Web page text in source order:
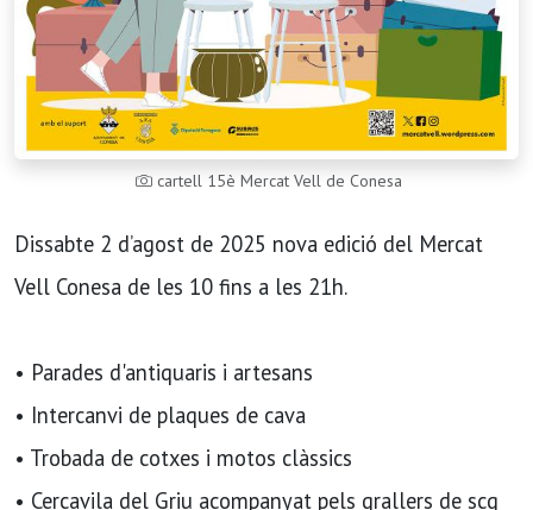
cartell 15è Mercat Vell de Conesa
Dissabte 2 d’agost de 2025 nova edició del Mercat
Vell Conesa de les 10 fins a les 21h.
• Parades d'antiquaris i artesans
• Intercanvi de plaques de cava
• Trobada de cotxes i motos clàssics
• Cercavila del Griu acompanyat pels grallers de scq